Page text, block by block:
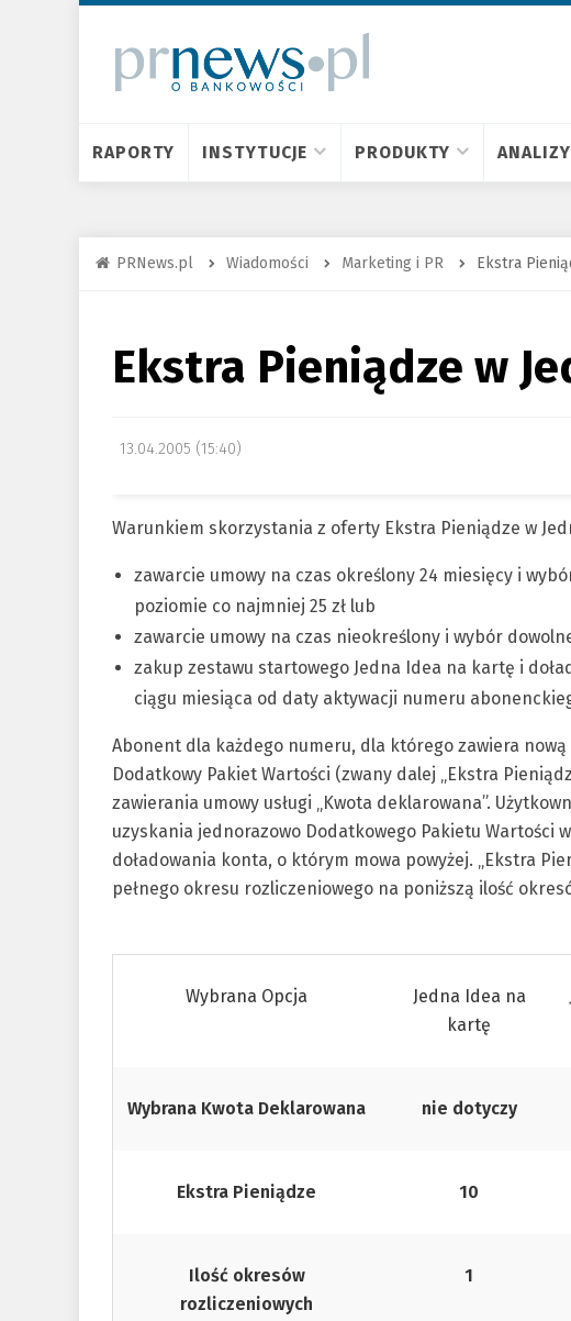
RAPORTY INSTYTUCJE PRODUKTY ANALIZY
PRNews.pl Wiadomości Marketing i PR Ekstra
Ekstra Pieniądze w
13.04.2005 (15:40)
Warunkiem skorzystania z oferty Ekstra Pieniądze w
zawarcie umowy na czas określony 24 miesięcy i
poziomie co najmniej 25 zł lub
zawarcie umowy na czas nieokreślony i wybór
zakup zestawu startowego Jedna Idea na kartę i
ciągu miesiąca od daty aktywacji numeru
Abonent dla każdego numeru, dla którego zawiera
Dodatkowy Pakiet Wartości (zwany dalej „Ekstra
zawierania umowy usługi „Kwota deklarowana”.
uzyskania jednorazowo Dodatkowego Pakietu Wartości
doładowania konta, o którym mowa powyżej. „Ekstra
pełnego okresu rozliczeniowego na poniższą ilość
Wybrana Opcja
Jedna Idea na
kartę
Wybrana Kwota Deklarowana nie dotyczy
Ekstra Pieniądze 10
Ilość okresów
rozliczeniowych
1